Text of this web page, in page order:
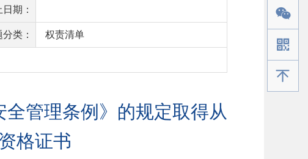
日期：
类： 权责清单
管理条例》的规定取得从
格证书
手机版